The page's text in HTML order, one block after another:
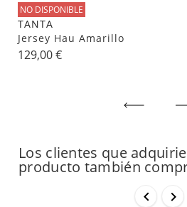
NO DISPONIBLE
TANTA
Jersey Hau Amarillo
129,00 €
Los clientes que
producto también
 